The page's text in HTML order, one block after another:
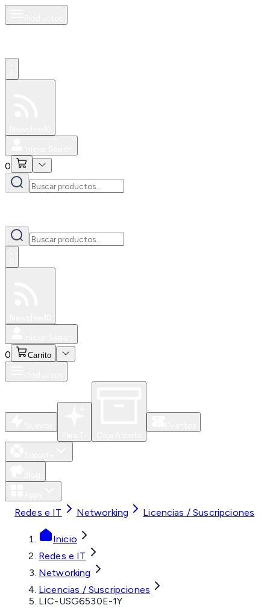
0
0 Carrito
Redes e IT Networking Licencias / Suscripciones
Inicio
Redes e IT
Networking
Licencias / Suscripciones
LIC-USG6530E-1Y